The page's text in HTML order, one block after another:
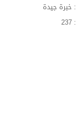
: خبرة جيدة
: 237